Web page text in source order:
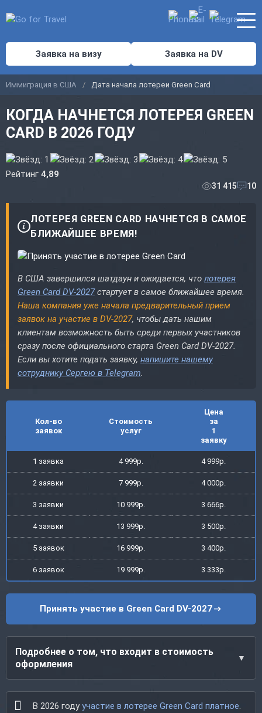
Заявка на визу Заявка на DV
Иммиграция в США Дата начала лотереи Green Card
КОГДА НАЧНЕТСЯ ЛОТЕРЕЯ GREEN
CARD В 2026 ГОДУ
Рейтинг 4,89
31 415 10
ЛОТЕРЕЯ GREEN CARD НАЧНЕТСЯ В САМОЕ
БЛИЖАЙШЕЕ ВРЕМЯ!
В США завершился шатдаун и ожидается, что лотерея
Green Card DV-2027стартует в самое ближайшее время.
Наша компания уже начала предварительный прием
заявок на участие в DV-2027, чтобы дать нашим
клиентам возможность быть среди первых участников
сразу после официального старта Green Card DV-2027.
Если вы хотите подать заявку, напишите нашему
сотруднику Сергею в Telegram
Кол-во
заявок
Стоимость
услуг
Цена
за
1
заявку
1 заявка 4 999р. 4 999р.
2 заявки 7 999р. 4 000р.
3 заявки 10 999р. 3 666р.
4 заявки 13 999р. 3 500р.
5 заявок 16 999р. 3 400р.
6 заявок 19 999р. 3 333р.
Принять участие в Green Card DV-2027
Подробнее о том, что входит в стоимость
оформления
В 2026 годуучастие в лотерее Green Card платное